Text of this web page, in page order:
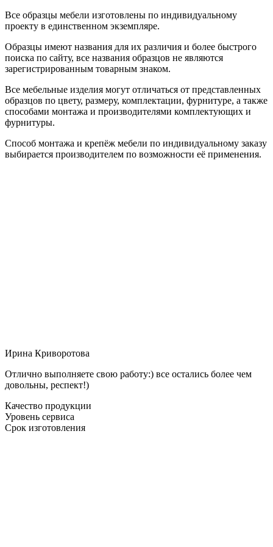
Все образцы мебели изготовлены по индивидуальному
проекту в единственном экземпляре.
Образцы имеют названия для их различия и более быстрого
поиска по сайту, все названия образцов не являются
зарегистрированным товарным знаком.
Все мебельные изделия могут отличаться от представленных
образцов по цвету, размеру, комплектации, фурнитуре, а также
способами монтажа и производителями комплектующих и
фурнитуры.
Способ монтажа и крепёж мебели по индивидуальному заказу
выбирается производителем по возможности её применения.
Ирина Криворотова
Отлично выполняете свою работу:) все остались более чем
довольны, респект!)
Качество продукции
Уровень сервиса
Срок изготовления